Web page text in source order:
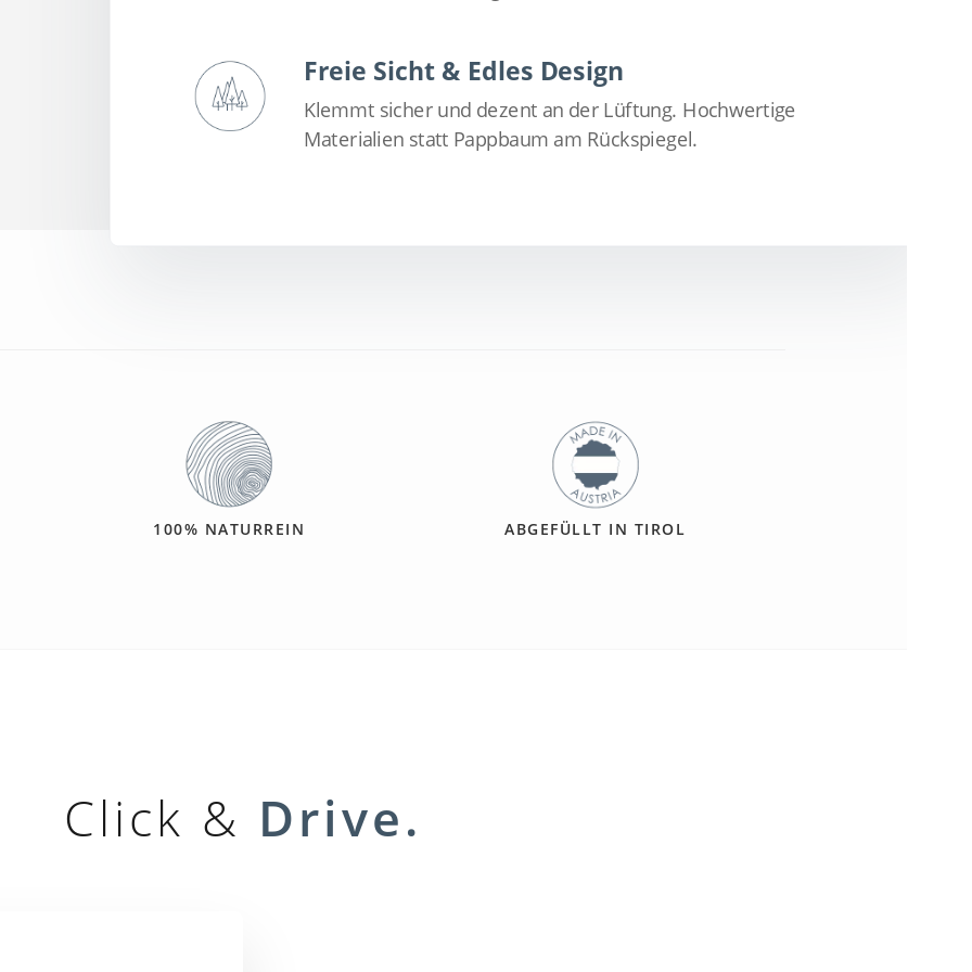
Freie Sicht & Edles Design
Klemmt sicher und dezent an der Lüftung. Hochwertige
Materialien statt Pappbaum am Rückspiegel.
100% NATURREIN ABGEFÜLLT IN TIROL
Click & Drive.